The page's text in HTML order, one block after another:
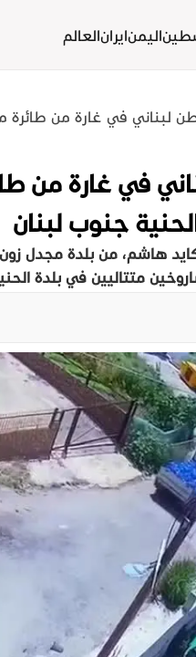
اليمنايرانالعالم
لبناني في غارة من طائرة
في غارة من
جنوب لبنان
هاشم، من بلدة مجدل زون
متتاليين في بلدة